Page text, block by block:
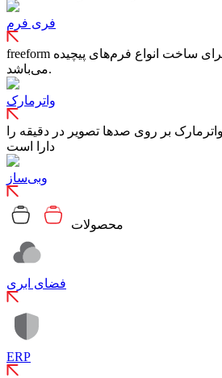
فری فرم
freeform یک ابزار حرفه‌ای برای ساخت انواع فرم‌های پیچیده
می‌باشد.
واترمارک
بر روی صدها تصویر در دقیقه را
دارا است
وبی‌ساز
محصولات
فضای ابری
ERP